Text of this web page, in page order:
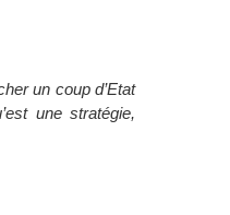
un coup d’Etat
une stratégie,